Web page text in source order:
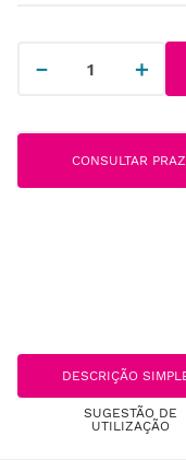
＋
－
CONSULTAR
DESCRIÇÃO
SUGESTÃO DE
UTILIZAÇÃO